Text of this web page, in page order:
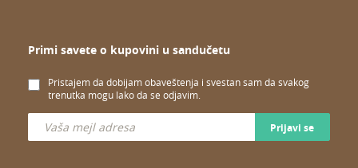
Primi savete o kupovini u sandučetu
Pristajem da dobijam obaveštenja i svestan sam da svakog
trenutka mogu lako da se odjavim.
Prijavi se